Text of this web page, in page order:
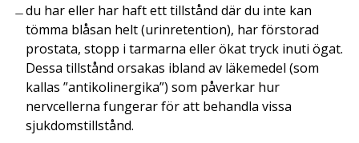
du har eller har haft ett tillstånd där du inte kan
tömma blåsan helt (urinretention), har förstorad
prostata, stopp i tarmarna eller ökat tryck inuti ögat.
Dessa tillstånd orsakas ibland av läkemedel (som
kallas ”antikolinergika”) som påverkar hur
nervcellerna fungerar för att behandla vissa
sjukdomstillstånd.